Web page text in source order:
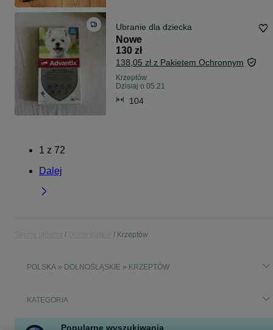
Ubranie dla dziecka
Nowe
130 zł
138,05 zł z Pakietem Ochronnym
Krzeptów
Dzisiaj o 05:21
104
1 z 72
Dalej
Krzeptów
POLSKA » DOLNOŚLĄSKIE » KRZEPTÓW
KATEGORIA
Popularne wyszukiwania